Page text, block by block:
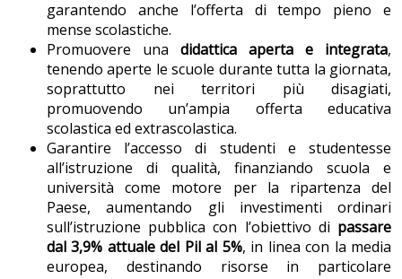
garantendo anche l’offerta di tempo pieno e
mense scolastiche.
Promuovere una didattica aperta e integrata,
tenendo aperte le scuole durante tutta la giornata,
soprattutto nei territori più disagiati,
promuovendo un’ampia offerta educativa
scolastica ed extrascolastica.
Garantire l’accesso di studenti e studentesse
all’istruzione di qualità, finanziando scuola e
università come motore per la ripartenza del
Paese, aumentando gli investimenti ordinari
sull’istruzione pubblica con l’obiettivo di passare
dal 3,9% attuale del Pil al 5%, in linea con la media
europea, destinando risorse in particolare